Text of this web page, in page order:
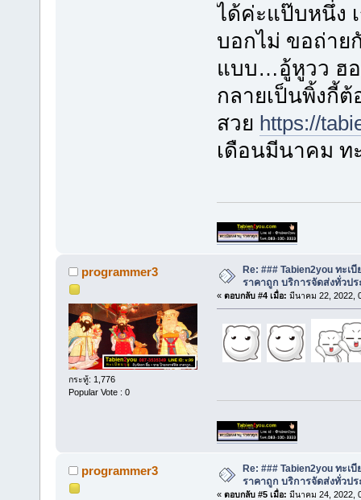
ได้ค่ะแป๊บหนึ่ง
บอกไม่ ขอถ่า
แบบ…อู้หูวว ฮ
กลายเป็นพิ้งกี้ต้
สวย https://
เดือนมีนาคม ท
programmer3
กระทู้: 1,776
Popular Vote : 0
Re: ### Tabien2you ทะเ
ราคาถูก บริการจัดส่งทั่วปร
« ตอบกลับ #4 เมื่อ: มีนาคม 22, 2022,
programmer3
Re: ### Tabien2you ทะเ
ราคาถูก บริการจัดส่งทั่วปร
« ตอบกลับ #5 เมื่อ: มีนาคม 24, 2022,